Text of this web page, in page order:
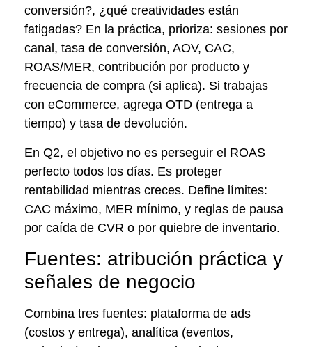
conversión?, ¿qué creatividades están
fatigadas? En la práctica, prioriza: sesiones por
canal, tasa de conversión, AOV, CAC,
ROAS/MER, contribución por producto y
frecuencia de compra (si aplica). Si trabajas
con eCommerce, agrega OTD (entrega a
tiempo) y tasa de devolución.
En Q2, el objetivo no es perseguir el ROAS
perfecto todos los días. Es proteger
rentabilidad mientras creces. Define límites:
CAC máximo, MER mínimo, y reglas de pausa
por caída de CVR o por quiebre de inventario.
Fuentes: atribución práctica y
señales de negocio
Combina tres fuentes: plataforma de ads
(costos y entrega), analítica (eventos,